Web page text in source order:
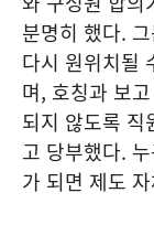
분명히 했다.
다시 원위치될
며, 호칭과 보
되지 않도록 직
고 당부했다.
가 되면 제도